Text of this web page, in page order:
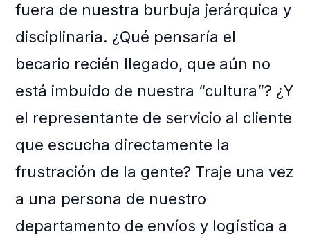
fuera de nuestra burbuja jerárquica y
disciplinaria. ¿Qué pensaría el
becario recién llegado, que aún no
está imbuido de nuestra “cultura”? ¿Y
el representante de servicio al cliente
que escucha directamente la
frustración de la gente? Traje una vez
a una persona de nuestro
departamento de envíos y logística a